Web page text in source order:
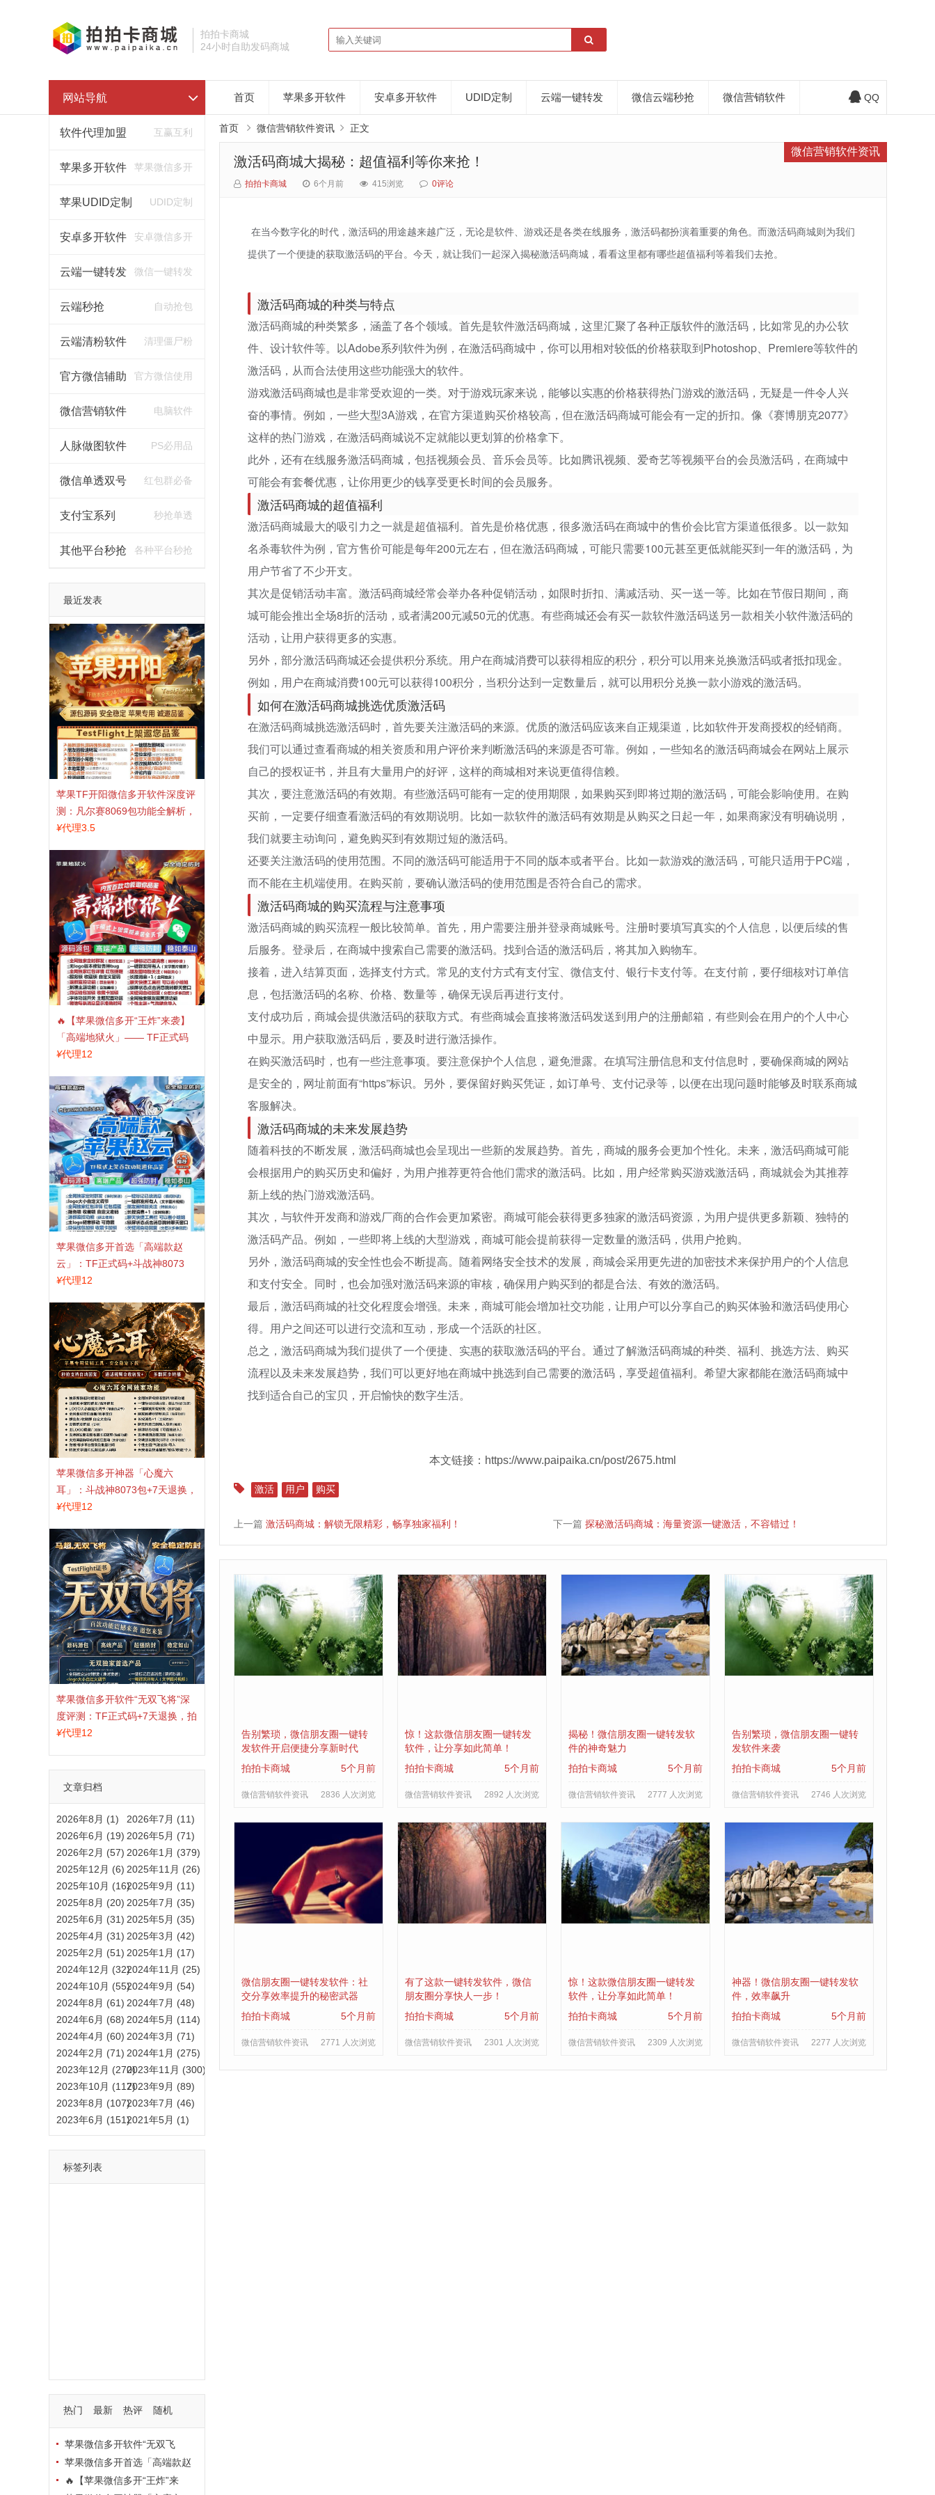
拍拍卡商城
24小时自助发码商城
网站导航
软件代理加盟 互赢互利
苹果多开软件 苹果微信多开
苹果UDID定制 UDID定制
安卓多开软件 安卓微信多开
云端一键转发 微信一键转发
云端秒抢 自动抢包
云端清粉软件 清理僵尸粉
官方微信辅助 官方微信使用
微信营销软件 电脑软件
人脉做图软件 PS必用品
微信单透双号 红包群必备
支付宝系列 秒抢单透
其他平台秒抢 各种平台秒抢
最近发表
苹果TF开阳微信多开软件深度评
测：凡尔赛8069包功能全解析，
TestFlight稳定版上架，激活认准
¥代理3.5
🔥【苹果微信多开“王炸”来袭】
「高端地狱火」—— TF正式码
+斗战神8073包，7天退换，安全
¥代理12
苹果微信多开首选「高端款赵
云」：TF正式码+斗战神8073
包，7天退换认准拍拍卡激活码
¥代理12
苹果微信多开神器「心魔六
耳」：斗战神8073包+7天退换，
认准拍拍卡激活码商城
¥代理12
苹果微信多开软件“无双飞将”深
度评测：TF正式码+7天退换，拍
拍卡激活码商城正品保障
¥代理12
文章归档
2026年8月 (1)
2026年7月 (11)
2026年6月 (19) 2026年5月 (71)
2026年2月 (57) 2026年1月 (379)
2025年12月 (6) 2025年11月 (26)
2025年10月 (16)2025年9月 (11)
2025年8月 (20) 2025年7月 (35)
2025年6月 (31) 2025年5月 (35)
2025年4月 (31) 2025年3月 (42)
2025年2月 (51) 2025年1月 (17)
2024年12月 (32)2024年11月 (25)
2024年10月 (55)2024年9月 (54)
2024年8月 (61) 2024年7月 (48)
2024年6月 (68) 2024年5月 (114)
2024年4月 (60) 2024年3月 (71)
2024年2月 (71) 2024年1月 (275)
2023年12月 (270)2023年11月 (300)
2023年10月 (117)2023年9月 (89)
2023年8月 (107)2023年7月 (46)
2023年6月 (151)2021年5月 (1)
标签列表
热门 最新 热评 随机
苹果微信多开软件“无双飞
将”深度评测：TF正式码+7天退
换，拍拍卡激活码商城正品保障
苹果微信多开首选「高端款赵
云」：TF正式码+斗战神8073
🔥【苹果微信多开“王炸”来
首页 苹果多开软件 安卓多开软件 UDID定制 云端一键转发 微信云端秒抢 微信营销软件 QQ
首页 微信营销软件资讯 正文
激活码商城大揭秘：超值福利等你来抢！
微信营销软件资讯
拍拍卡商城 6个月前 415浏览 0评论
在当今数字化的时代，激活码的用途越来越广泛，无论是软件、游戏还是各类在线服务，激活码都扮演着重要的角色。而激活码商城则为我们
提供了一个便捷的获取激活码的平台。今天，就让我们一起深入揭秘激活码商城，看看这里都有哪些超值福利等着我们去抢。
激活码商城的种类与特点
激活码商城的种类繁多，涵盖了各个领域。首先是软件激活码商城，这里汇聚了各种正版软件的激活码，比如常见的办公软
件、设计软件等。以Adobe系列软件为例，在激活码商城中，你可以用相对较低的价格获取到Photoshop、Premiere等软件的
激活码，从而合法使用这些功能强大的软件。
游戏激活码商城也是非常受欢迎的一类。对于游戏玩家来说，能够以实惠的价格获得热门游戏的激活码，无疑是一件令人兴
奋的事情。例如，一些大型3A游戏，在官方渠道购买价格较高，但在激活码商城可能会有一定的折扣。像《赛博朋克2077》
这样的热门游戏，在激活码商城说不定就能以更划算的价格拿下。
此外，还有在线服务激活码商城，包括视频会员、音乐会员等。比如腾讯视频、爱奇艺等视频平台的会员激活码，在商城中
可能会有套餐优惠，让你用更少的钱享受更长时间的会员服务。
激活码商城的超值福利
激活码商城最大的吸引力之一就是超值福利。首先是价格优惠，很多激活码在商城中的售价会比官方渠道低很多。以一款知
名杀毒软件为例，官方售价可能是每年200元左右，但在激活码商城，可能只需要100元甚至更低就能买到一年的激活码，为
用户节省了不少开支。
其次是促销活动丰富。激活码商城经常会举办各种促销活动，如限时折扣、满减活动、买一送一等。比如在节假日期间，商
城可能会推出全场8折的活动，或者满200元减50元的优惠。有些商城还会有买一款软件激活码送另一款相关小软件激活码的
活动，让用户获得更多的实惠。
另外，部分激活码商城还会提供积分系统。用户在商城消费可以获得相应的积分，积分可以用来兑换激活码或者抵扣现金。
例如，用户在商城消费100元可以获得100积分，当积分达到一定数量后，就可以用积分兑换一款小游戏的激活码。
如何在激活码商城挑选优质激活码
在激活码商城挑选激活码时，首先要关注激活码的来源。优质的激活码应该来自正规渠道，比如软件开发商授权的经销商。
我们可以通过查看商城的相关资质和用户评价来判断激活码的来源是否可靠。例如，一些知名的激活码商城会在网站上展示
自己的授权证书，并且有大量用户的好评，这样的商城相对来说更值得信赖。
其次，要注意激活码的有效期。有些激活码可能有一定的使用期限，如果购买到即将过期的激活码，可能会影响使用。在购
买前，一定要仔细查看激活码的有效期说明。比如一款软件的激活码有效期是从购买之日起一年，如果商家没有明确说明，
我们就要主动询问，避免购买到有效期过短的激活码。
还要关注激活码的使用范围。不同的激活码可能适用于不同的版本或者平台。比如一款游戏的激活码，可能只适用于PC端，
而不能在主机端使用。在购买前，要确认激活码的使用范围是否符合自己的需求。
激活码商城的购买流程与注意事项
激活码商城的购买流程一般比较简单。首先，用户需要注册并登录商城账号。注册时要填写真实的个人信息，以便后续的售
后服务。登录后，在商城中搜索自己需要的激活码。找到合适的激活码后，将其加入购物车。
接着，进入结算页面，选择支付方式。常见的支付方式有支付宝、微信支付、银行卡支付等。在支付前，要仔细核对订单信
息，包括激活码的名称、价格、数量等，确保无误后再进行支付。
支付成功后，商城会提供激活码的获取方式。有些商城会直接将激活码发送到用户的注册邮箱，有些则会在用户的个人中心
中显示。用户获取激活码后，要及时进行激活操作。
在购买激活码时，也有一些注意事项。要注意保护个人信息，避免泄露。在填写注册信息和支付信息时，要确保商城的网站
是安全的，网址前面有“https”标识。另外，要保留好购买凭证，如订单号、支付记录等，以便在出现问题时能够及时联系商城
客服解决。
激活码商城的未来发展趋势
随着科技的不断发展，激活码商城也会呈现出一些新的发展趋势。首先，商城的服务会更加个性化。未来，激活码商城可能
会根据用户的购买历史和偏好，为用户推荐更符合他们需求的激活码。比如，用户经常购买游戏激活码，商城就会为其推荐
新上线的热门游戏激活码。
其次，与软件开发商和游戏厂商的合作会更加紧密。商城可能会获得更多独家的激活码资源，为用户提供更多新颖、独特的
激活码产品。例如，一些即将上线的大型游戏，商城可能会提前获得一定数量的激活码，供用户抢购。
另外，激活码商城的安全性也会不断提高。随着网络安全技术的发展，商城会采用更先进的加密技术来保护用户的个人信息
和支付安全。同时，也会加强对激活码来源的审核，确保用户购买到的都是合法、有效的激活码。
最后，激活码商城的社交化程度会增强。未来，商城可能会增加社交功能，让用户可以分享自己的购买体验和激活码使用心
得。用户之间还可以进行交流和互动，形成一个活跃的社区。
总之，激活码商城为我们提供了一个便捷、实惠的获取激活码的平台。通过了解激活码商城的种类、福利、挑选方法、购买
流程以及未来发展趋势，我们可以更好地在商城中挑选到自己需要的激活码，享受超值福利。希望大家都能在激活码商城中
找到适合自己的宝贝，开启愉快的数字生活。
本文链接：https://www.paipaika.cn/post/2675.html
激活 用户 购买
上一篇 激活码商城：解锁无限精彩，畅享独家福利！ 下一篇 探秘激活码商城：海量资源一键激活，不容错过！
告别繁琐，微信朋友圈一键转
发软件开启便捷分享新时代
拍拍卡商城
5个月前
微信营销软件资讯 2836 人次浏览
惊！这款微信朋友圈一键转发
软件，让分享如此简单！
拍拍卡商城
5个月前
微信营销软件资讯 2892 人次浏览
揭秘！微信朋友圈一键转发软
件的神奇魅力
拍拍卡商城
5个月前
微信营销软件资讯 2777 人次浏览
告别繁琐，微信朋友圈一键转
发软件来袭
拍拍卡商城
5个月前
微信营销软件资讯 2746 人次浏览
微信朋友圈一键转发软件：社
交分享效率提升的秘密武器
拍拍卡商城
5个月前
微信营销软件资讯 2771 人次浏览
有了这款一键转发软件，微信
朋友圈分享快人一步！
拍拍卡商城
5个月前
微信营销软件资讯 2301 人次浏览
惊！这款微信朋友圈一键转发
软件，让分享如此简单！
拍拍卡商城
5个月前
微信营销软件资讯 2309 人次浏览
神器！微信朋友圈一键转发软
件，效率飙升
拍拍卡商城
5个月前
微信营销软件资讯 2277 人次浏览